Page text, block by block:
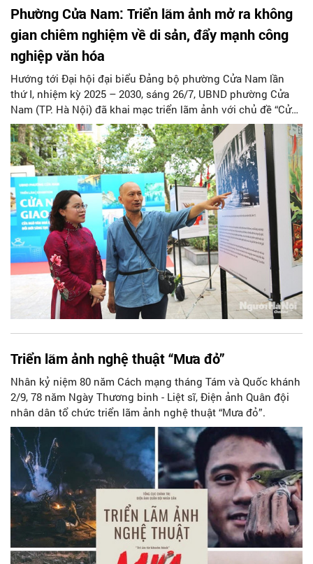
Phường Cửa Nam: Triển lãm ảnh mở ra không
gian chiêm nghiệm về di sản, đẩy mạnh công
nghiệp văn hóa
Hướng tới Đại hội đại biểu Đảng bộ phường Cửa Nam lần
thứ I, nhiệm kỳ 2025 – 2030, sáng 26/7, UBND phường Cửa
Nam (TP. Hà Nội) đã khai mạc triển lãm ảnh với chủ đề “Cửa
Nam giao hòa: Cửa ngõ văn hóa kết nối di sản, đổi mới sáng
tạo” tại khuôn viên Trường THCS Trưng Vương (26 phố Hàng
Bài, phường Cửa Nam).
Triển lãm ảnh nghệ thuật “Mưa đỏ”
Nhân kỷ niệm 80 năm Cách mạng tháng Tám và Quốc khánh
2/9, 78 năm Ngày Thương binh - Liệt sĩ, Điện ảnh Quân đội
nhân dân tổ chức triển lãm ảnh nghệ thuật “Mưa đỏ”.